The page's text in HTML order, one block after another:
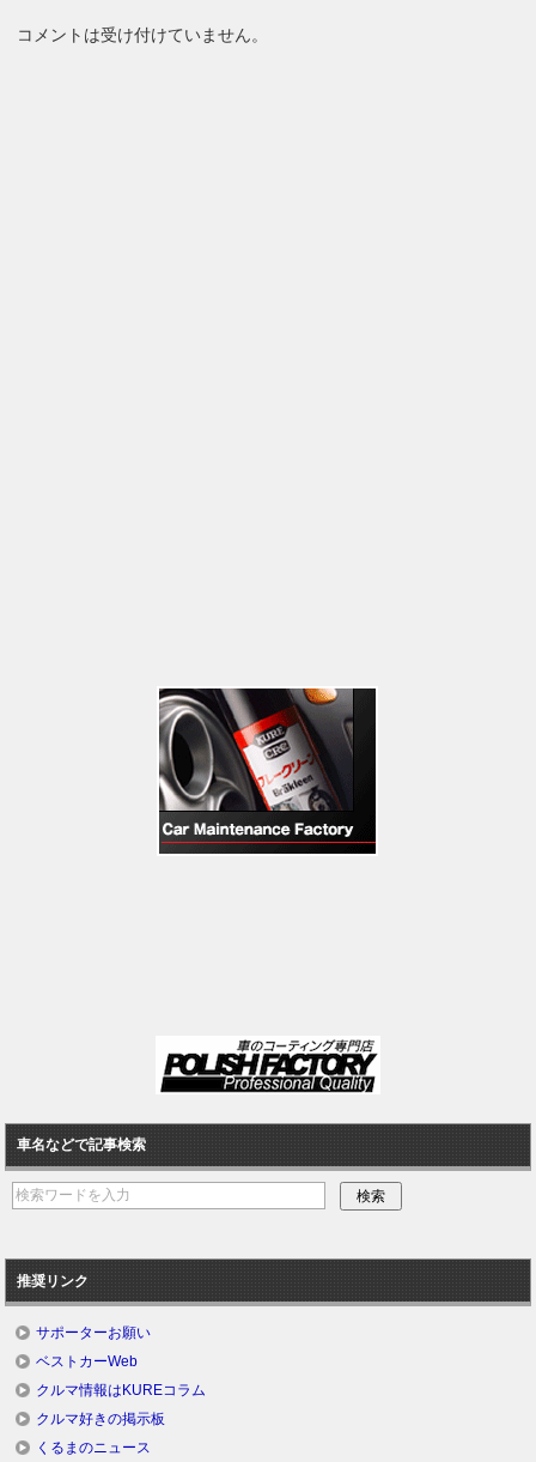
コメントは受け付けていません。
車名などで記事検索
推奨リンク
サポーターお願い
ベストカーWeb
クルマ情報はKUREコラム
クルマ好きの掲示板
くるまのニュース